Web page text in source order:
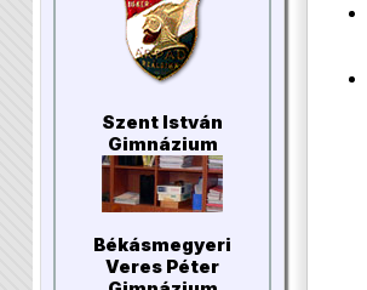
Szent István
Gimnázium
Békásmegyeri
Veres Péter